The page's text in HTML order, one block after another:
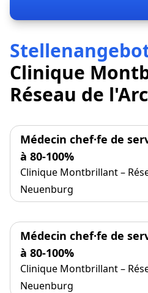
Clinique
Réseau de l'Arc
Médecin chef·fe de
à 80-100%
Clinique Montbrillant –
Neuenburg
Médecin chef·fe de
à 80-100%
Clinique Montbrillant –
Neuenburg